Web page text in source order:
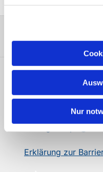
Nur
Evangelische
Rüggeberg
Erklärung zur